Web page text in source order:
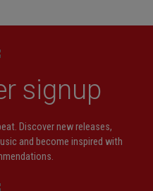
signup
Discover new releases,
and become inspired with